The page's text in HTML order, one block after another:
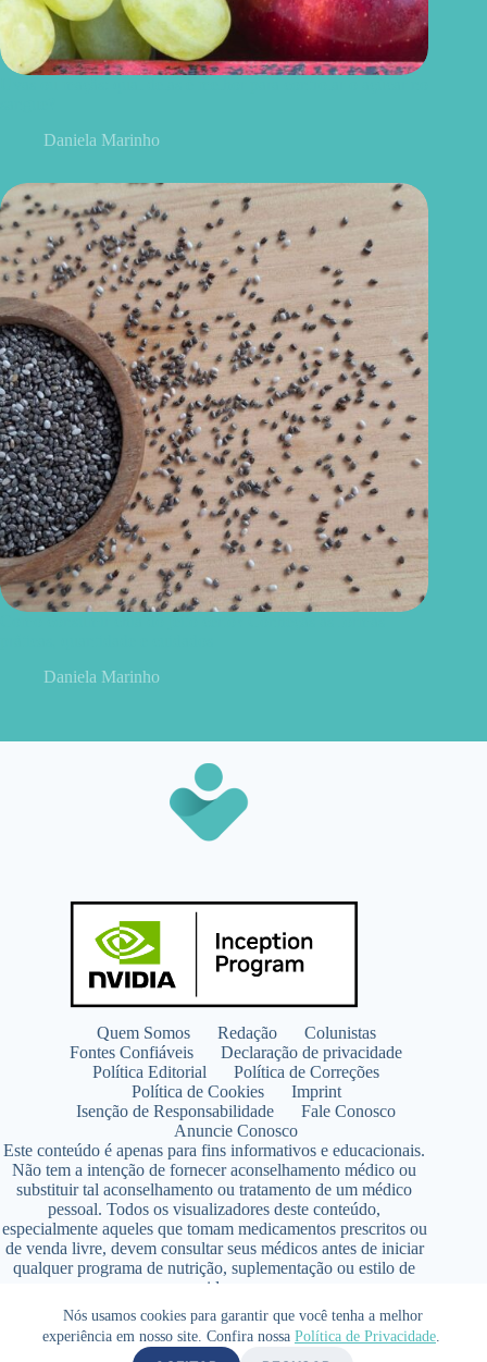
Nós usamos cookies para garantir que você tenha a melhor
experiência em nosso site. Confira nossa Política de Privacidade.
Daniela Marinho
Daniela Marinho
Quem Somos Redação
Colunistas
Fontes Confiáveis
Declaração de privacidade
Política Editorial
Política de Correções
Política de Cookies
Imprint
Isenção de Responsabilidade
Fale Conosco
Anuncie Conosco
Este conteúdo é apenas para fins informativos e educacionais.
Não tem a intenção de fornecer aconselhamento médico ou
substituir tal aconselhamento ou tratamento de um médico
pessoal. Todos os visualizadores deste conteúdo,
especialmente aqueles que tomam medicamentos prescritos ou
de venda livre, devem consultar seus médicos antes de iniciar
qualquer programa de nutrição, suplementação ou estilo de
vida.
Copyright © 2026 - SaúdeLAB.com pertence ao grupo
VKCF Soluções Digitais Ltda - CNPJ n° 43.726.917/0001-80
- Contato +55 (65) 99813- 4203 - Responsável Técnica: